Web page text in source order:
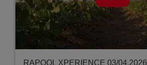
RAPOOL XPERIENCE 03/04.2026